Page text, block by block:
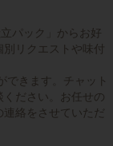
パック」からお好
リクエストや味付
できます。チャット
ださい。お任せの
絡をさせていただ